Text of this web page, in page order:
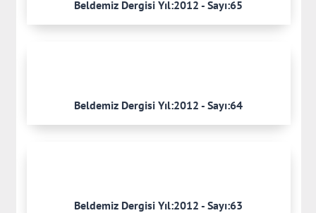
Beldemiz Dergisi Yıl:2012 - Sayı:65
Beldemiz Dergisi Yıl:2012 - Sayı:64
Beldemiz Dergisi Yıl:2012 - Sayı:63